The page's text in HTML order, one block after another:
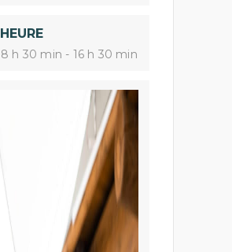
HEURE
8 h 30 min - 16 h 30 min